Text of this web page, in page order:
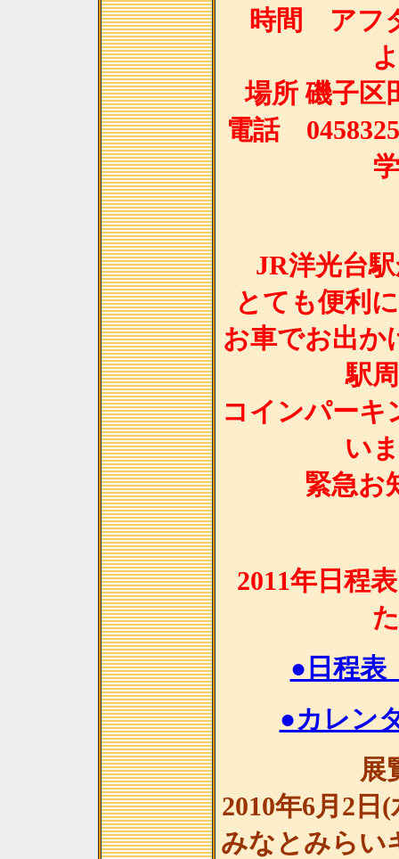
時間 アフ
場所 磯子区
電話
JR洋光台
とても便利
お車でお出か
駅
コインパーキ
い
緊急お
2011年日程
●日程表
●カレン
展
2010年6月2日
みなとみらい